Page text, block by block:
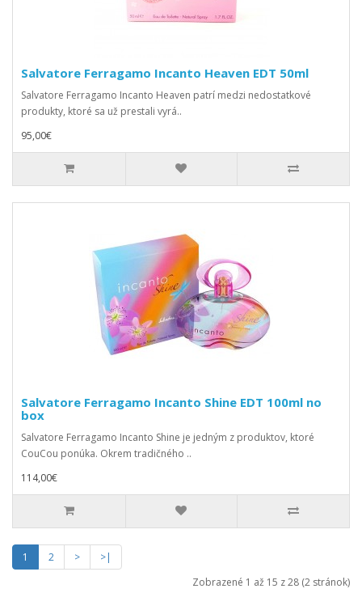
Salvatore Ferragamo Incanto Heaven EDT 50ml
Salvatore Ferragamo Incanto Heaven patrí medzi nedostatkové
produkty, ktoré sa už prestali vyrá..
95,00€
Salvatore Ferragamo Incanto Shine EDT 100ml no
box
Salvatore Ferragamo Incanto Shine je jedným z produktov, ktoré
CouCou ponúka. Okrem tradičného ..
114,00€
1 2 >
>|
Zobrazené 1 až 15 z 28 (2 stránok)